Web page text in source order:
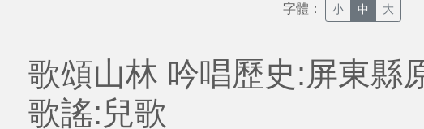
字體： 小 中 大
歌頌山林 吟唱歷史:屏東縣
歌謠:兒歌